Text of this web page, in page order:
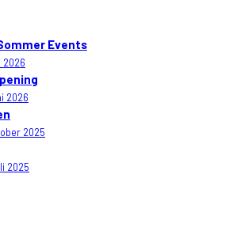
Events
2026
2026
2025
2025